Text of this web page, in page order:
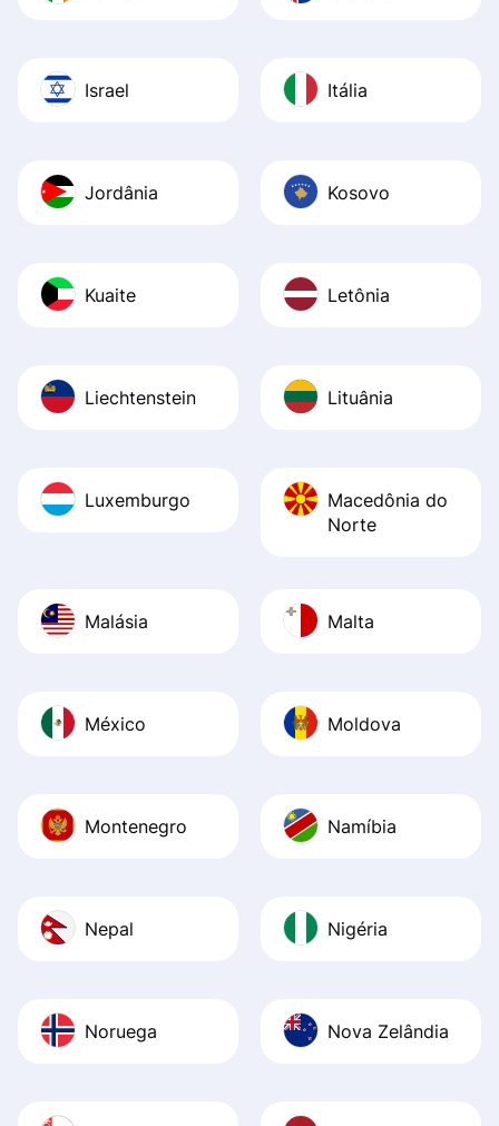
Israel Itália
Jordânia Kosovo
Kuaite Letônia
Liechtenstein Lituânia
Luxemburgo
Macedônia do
Norte
Malásia Malta
México Moldova
Montenegro Namíbia
Nepal Nigéria
Noruega Nova Zelândia